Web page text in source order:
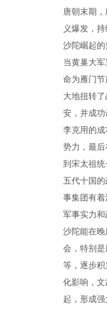
唐朝末期
义爆发，
沙陀崛起的
当黄巢大
命为雁门
大地扭转
安，并成功
李克用的
势力，最
到宋太祖统
五代十国
事集团有
军事实力和
沙陀能在
会，特别
等，逐步
化影响，
起，形成强